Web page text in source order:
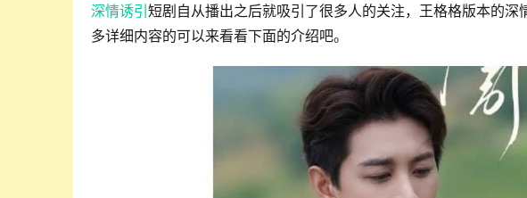
深情诱引 短剧自从播出之后就吸引了很多人的关注，王格格版本的
多详细内容的可以来看看下面的介绍吧。